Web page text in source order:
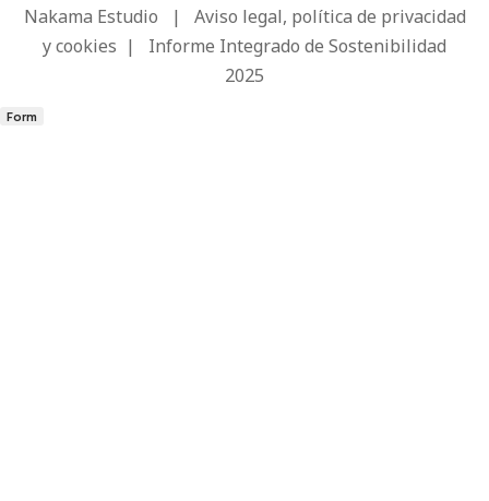
Nakama Estudio | Aviso legal, política de privacidad
y cookies | Informe Integrado de Sostenibilidad
2025
Form